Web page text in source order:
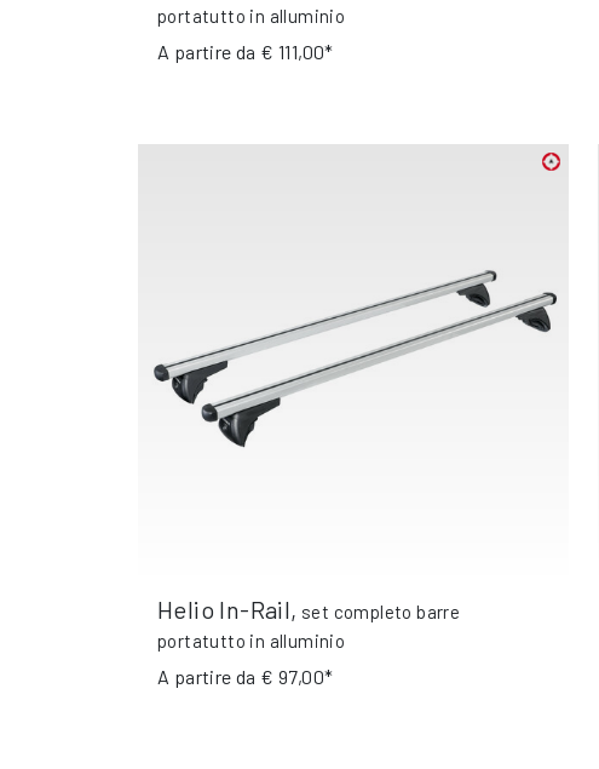
portatutto in alluminio
A partire da € 111,00*
Helio In-Rail, set completo barre
portatutto in alluminio
A partire da € 97,00*